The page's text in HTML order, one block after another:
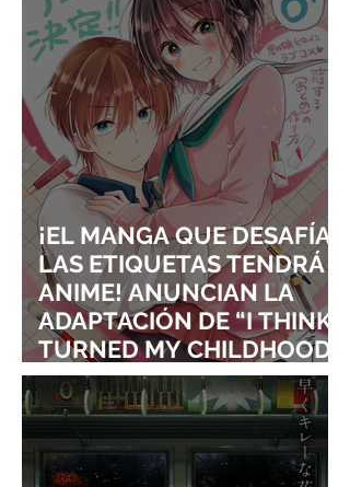
¡EL MANGA QUE DESAFÍA
LAS ETIQUETAS TENDRÁ
ANIME! ANUNCIAN LA
ADAPTACIÓN DE “I THINK I
TURNED MY CHILDHOOD
FRIEND INTO A GIRL”